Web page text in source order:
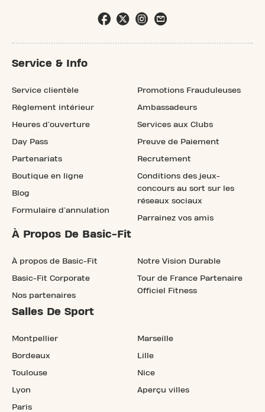
Service & Info
Service clientèle
Règlement intérieur
Heures d'ouverture
Day Pass
Partenariats
Boutique en ligne
Blog
Formulaire d'annulation
Promotions Frauduleuses
Ambassadeurs
Services aux Clubs
Preuve de Paiement
Recrutement
Conditions des jeux-
concours au sort sur les
réseaux sociaux
Parrainez vos amis
À Propos De Basic-Fit
À propos de Basic-Fit
Basic-Fit Corporate
Nos partenaires
Notre Vision Durable
Tour de France Partenaire
Officiel Fitness
Salles De Sport
Montpellier
Bordeaux
Toulouse
Lyon
Paris
Marseille
Lille
Nice
Aperçu villes